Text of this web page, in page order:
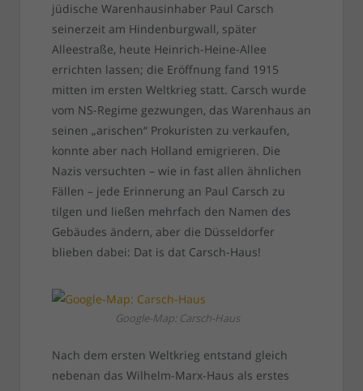
jüdische Warenhausinhaber Paul Carsch
seinerzeit am Hindenburgwall, später
Alleestraße, heute Heinrich-Heine-Allee
errichten lassen; die Eröffnung fand 1915
mitten im ersten Weltkrieg statt. Carsch wurde
vom NS-Regime gezwungen, das Warenhaus an
seinen „arischen“ Prokuristen zu verkaufen,
konnte aber nach Holland emigrieren. Die
Nazis versuchten – wie in fast allen ähnlichen
Fällen – jede Erinnerung an Paul Carsch zu
tilgen und ließen mehrfach den Namen des
Gebäudes ändern, aber die Düsseldorfer
blieben dabei: Dat is dat Carsch-Haus!
Google-Map: Carsch-Haus
Nach dem ersten Weltkrieg entstand gleich
nebenan das Wilhelm-Marx-Haus als erstes